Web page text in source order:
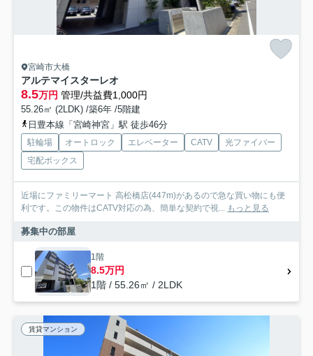
宮崎市大橋
アルテマイスターレオ
8.5万円 管理/共益費1,000円
55.26㎡ (2LDK) /築6年 /5階建
日豊本線「宮崎神宮」駅 徒歩46分
駐輪場 オートロック エレベーター CATV
光ファイバー
宅配ボックス
近場にファミリーマート 高松橋店(447m)があるので急な買い物にも便
利です。この物件はCATV対応の為、簡単な契約で視... もっと見る
募集中の部屋
1階
8.5万円
1階 / 55.26㎡ / 2LDK
賃貸マンション